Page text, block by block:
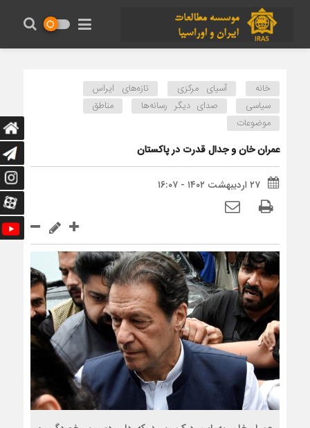
خانه آسیای مرکزی
تازه‌های ایراس
سیاسی
صدای دیگر رسانه‌ها
مناطق
موضوعات
عمران خان و جدال قدرت در پاکستان
۲۷ اردیبهشت ۱۴۰۲ - ۱۶:۰۷